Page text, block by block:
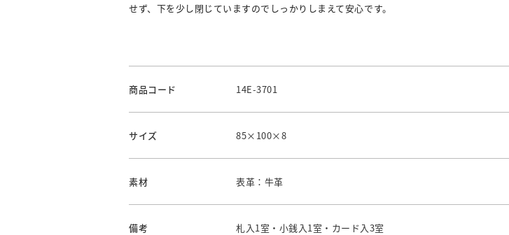
せず、下を少し閉じていますのでしっかりしまえて安心です。
商品コード 14E-3701
サイズ 85×100×8
素材 表革：牛革
備考 札入1室・小銭入1室・カード入3室